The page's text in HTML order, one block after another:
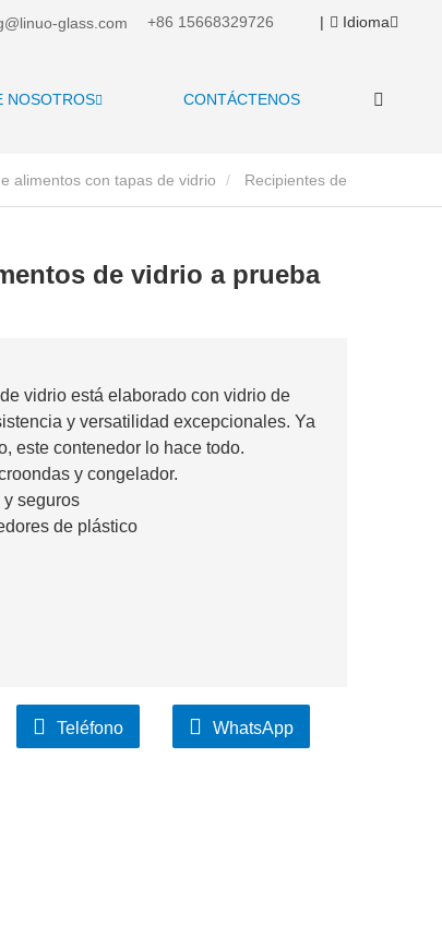
glass.com +86 15668329726 | Idioma
NOSOTROS CONTÁCTENOS
alimentos con tapas de vidrio
de vidrio a prueba
vidrio está elaborado con vidrio de
y versatilidad excepcionales. Ya
este contenedor lo hace todo.
y congelador.
y seguros
de plástico
Teléfono WhatsApp